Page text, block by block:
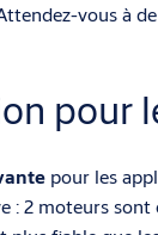
vous à
pour
pour les
: 2 moteurs